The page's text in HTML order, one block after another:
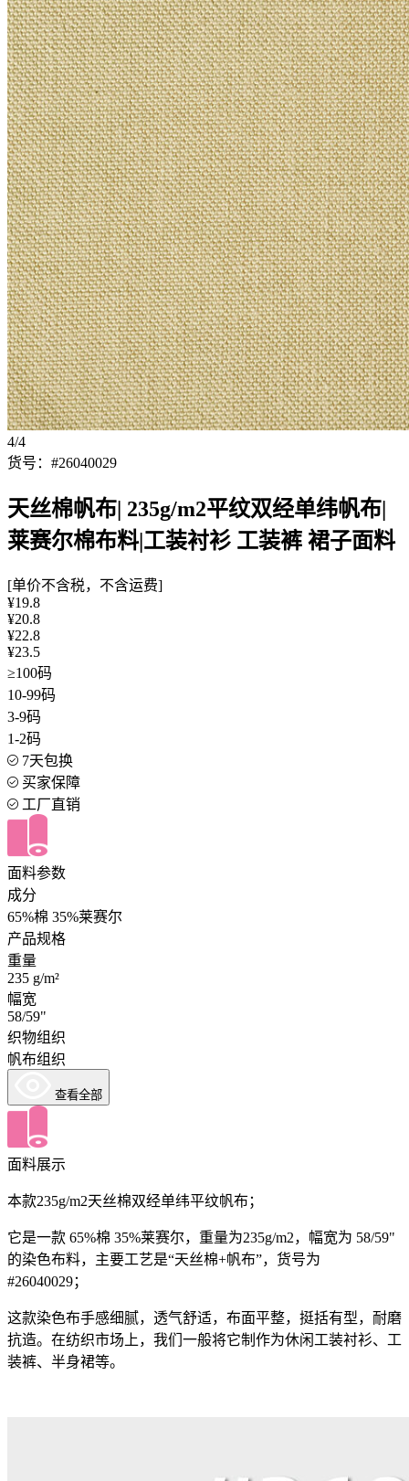
4/4
货号：#26040029
天丝棉帆布| 235g/m2平纹双经单纬帆布|
莱赛尔棉布料|工装衬衫 工装裤 裙子面料
[单价不含税，不含运费]
¥19.8
¥20.8
¥22.8
¥23.5
≥100码
10-99码
3-9码
1-2码
7天包换
买家保障
工厂直销
面料参数
成分
65%棉 35%莱赛尔
产品规格
重量
235 g/m²
幅宽
58/59"
织物组织
帆布组织
查看全部
面料展示
本款235g/m2天丝棉双经单纬平纹帆布；
它是一款 65%棉 35%莱赛尔，重量为235g/m2，幅宽为 58/59"
的染色布料，主要工艺是“天丝棉+帆布”，货号为
#26040029；
这款染色布手感细腻，透气舒适，布面平整，挺括有型，耐磨
抗造。在纺织市场上，我们一般将它制作为休闲工装衬衫、工
装裤、半身裙等。